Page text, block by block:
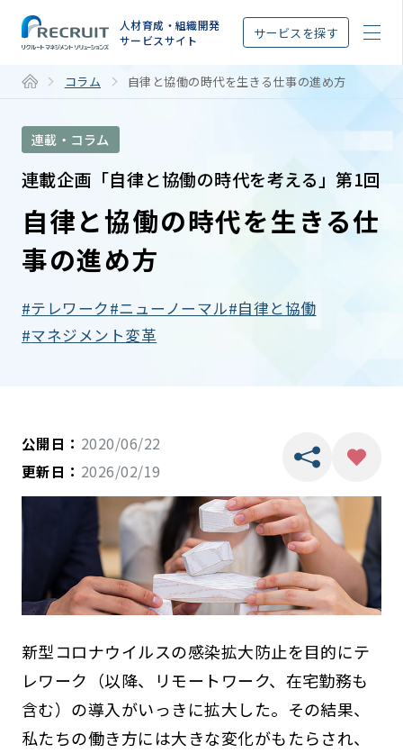
人材育成・組織開発
サービスサイト
サービスを探す
コラム 自律と協働の時代を生きる仕事の進め方
連載・コラム
連載企画「自律と協働の時代を考える」第1回
自律と協働の時代を生きる仕
事の進め方
テレワーク ニューノーマル 自律と協働
マネジメント変革
公開日： 2020/06/22
更新日： 2026/02/19
新型コロナウイルスの感染拡大防止を目的にテ
レワーク（以降、リモートワーク、在宅勤務も
含む）の導入がいっきに拡大した。その結果、
私たちの働き方には大きな変化がもたらされ、